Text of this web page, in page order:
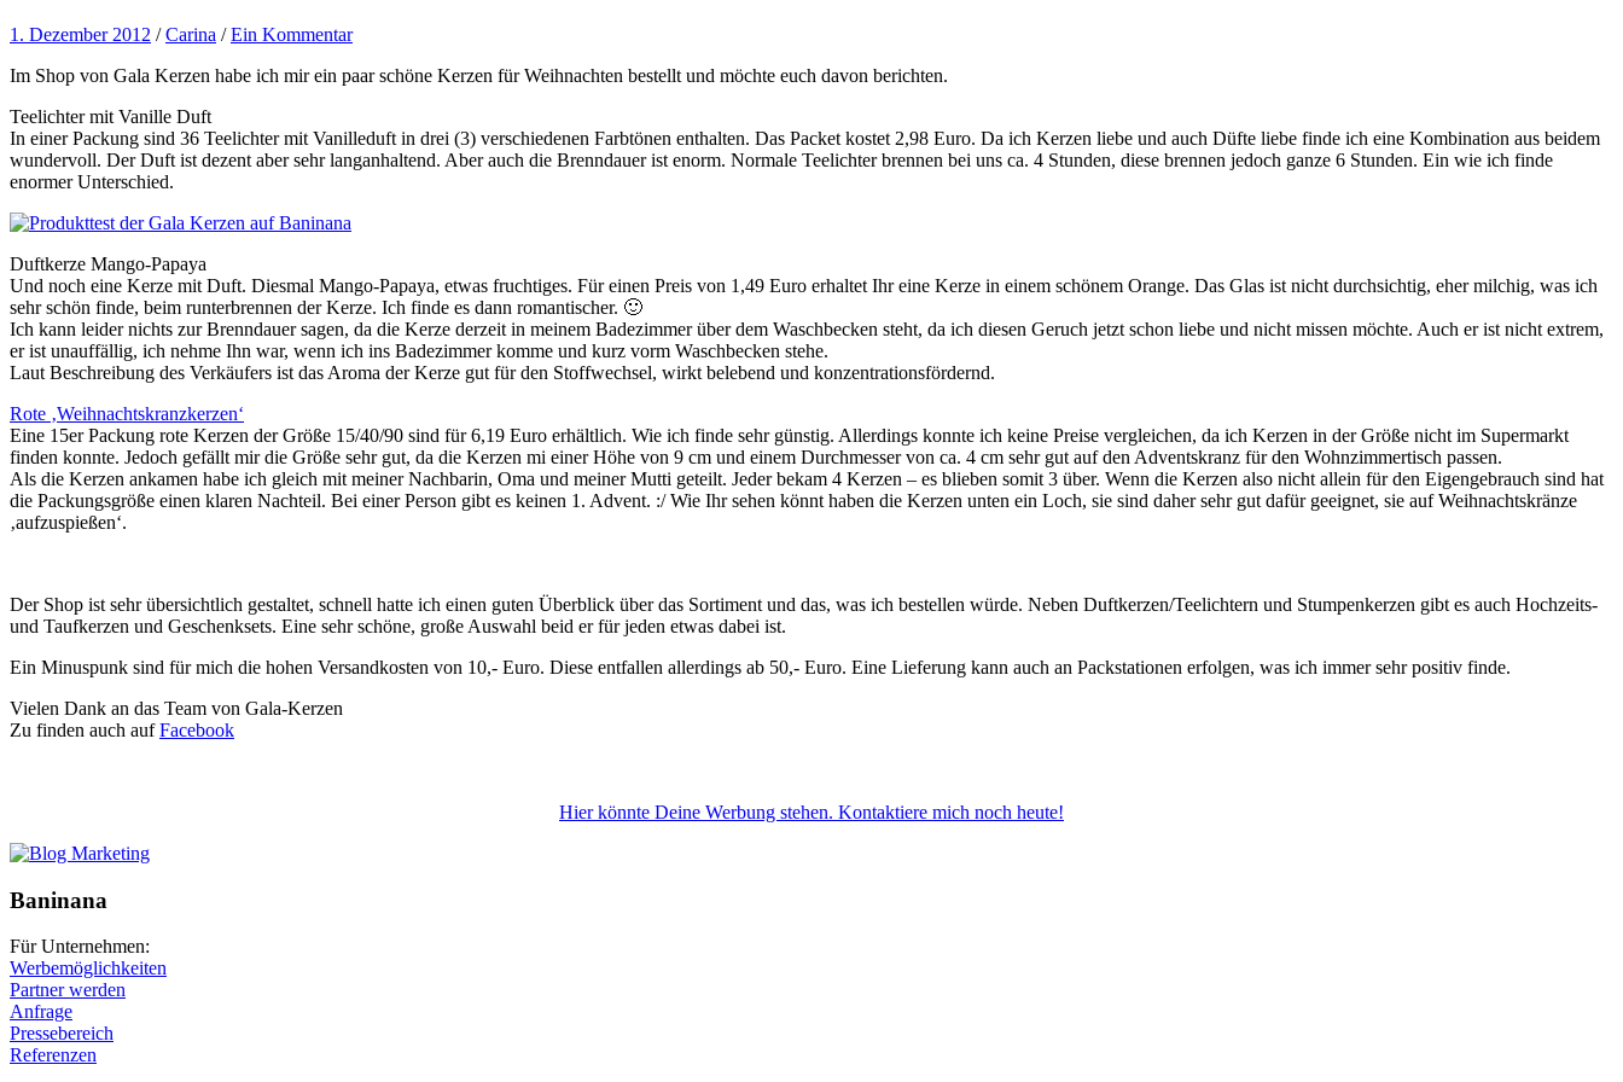
1. Dezember 2012 /Carina /Ein Kommentar
Im Shop von Gala Kerzen habe ich mir ein paar schöne Kerzen für Weihnachten bestellt und möchte euch davon berichten.
Teelichter mit Vanille Duft
In einer Packung sind 36 Teelichter mit Vanilleduft in drei (3) verschiedenen Farbtönen enthalten. Das Packet kostet 2,98 Euro. Da ich Kerzen liebe und auch Düfte liebe finde ich eine Kombination aus beidem
wundervoll. Der Duft ist dezent aber sehr langanhaltend. Aber auch die Brenndauer ist enorm. Normale Teelichter brennen bei uns ca. 4 Stunden, diese brennen jedoch ganze 6 Stunden. Ein wie ich finde
enormer Unterschied.
Duftkerze Mango-Papaya
Und noch eine Kerze mit Duft. Diesmal Mango-Papaya, etwas fruchtiges. Für einen Preis von 1,49 Euro erhaltet Ihr eine Kerze in einem schönem Orange. Das Glas ist nicht durchsichtig, eher milchig, was ich
sehr schön finde, beim runterbrennen der Kerze. Ich finde es dann romantischer. 🙂
Ich kann leider nichts zur Brenndauer sagen, da die Kerze derzeit in meinem Badezimmer über dem Waschbecken steht, da ich diesen Geruch jetzt schon liebe und nicht missen möchte. Auch er ist nicht extrem,
er ist unauffällig, ich nehme Ihn war, wenn ich ins Badezimmer komme und kurz vorm Waschbecken stehe.
Laut Beschreibung des Verkäufers ist das Aroma der Kerze gut für den Stoffwechsel, wirkt belebend und konzentrationsfördernd.
Rote ‚Weihnachtskranzkerzen‘
Eine 15er Packung rote Kerzen der Größe 15/40/90 sind für 6,19 Euro erhältlich. Wie ich finde sehr günstig. Allerdings konnte ich keine Preise vergleichen, da ich Kerzen in der Größe nicht im Supermarkt
finden konnte. Jedoch gefällt mir die Größe sehr gut, da die Kerzen mi einer Höhe von 9 cm und einem Durchmesser von ca. 4 cm sehr gut auf den Adventskranz für den Wohnzimmertisch passen.
Als die Kerzen ankamen habe ich gleich mit meiner Nachbarin, Oma und meiner Mutti geteilt. Jeder bekam 4 Kerzen – es blieben somit 3 über. Wenn die Kerzen also nicht allein für den Eigengebrauch sind hat
die Packungsgröße einen klaren Nachteil. Bei einer Person gibt es keinen 1. Advent. :/ Wie Ihr sehen könnt haben die Kerzen unten ein Loch, sie sind daher sehr gut dafür geeignet, sie auf Weihnachtskränze
‚aufzuspießen‘.
Der Shop ist sehr übersichtlich gestaltet, schnell hatte ich einen guten Überblick über das Sortiment und das, was ich bestellen würde. Neben Duftkerzen/Teelichtern und Stumpenkerzen gibt es auch Hochzeits-
und Taufkerzen und Geschenksets. Eine sehr schöne, große Auswahl beid er für jeden etwas dabei ist.
Ein Minuspunk sind für mich die hohen Versandkosten von 10,- Euro. Diese entfallen allerdings ab 50,- Euro. Eine Lieferung kann auch an Packstationen erfolgen, was ich immer sehr positiv finde.
Vielen Dank an das Team von Gala-Kerzen
Zu finden auch aufFacebook
Hier könnte Deine Werbung stehen. Kontaktiere mich noch heute!
Baninana
Für Unternehmen:
Werbemöglichkeiten
Partner werden
Anfrage
Pressebereich
Referenzen